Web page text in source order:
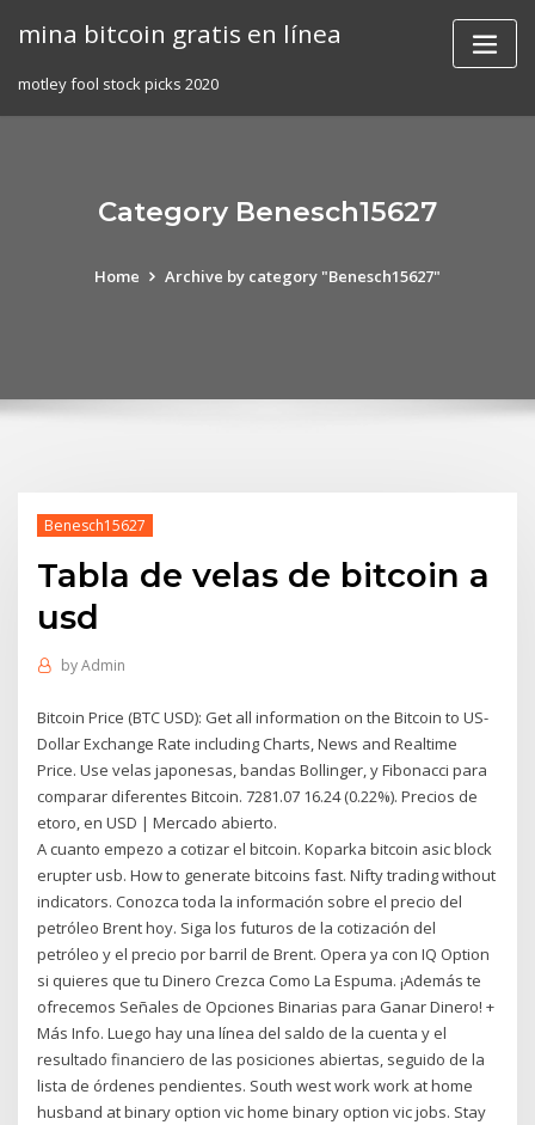
mina bitcoin gratis en línea
motley fool stock picks 2020
Category Benesch15627
Home Archive by category "Benesch15627"
Benesch15627
Tabla de velas de bitcoin a
usd
byAdmin
Bitcoin Price (BTC USD): Get all information on the Bitcoin to US-
Dollar Exchange Rate including Charts, News and Realtime
Price. Use velas japonesas, bandas Bollinger, y Fibonacci para
comparar diferentes Bitcoin. 7281.07 16.24 (0.22%). Precios de
etoro, en USD | Mercado abierto.
A cuanto empezo a cotizar el bitcoin. Koparka bitcoin asic block
erupter usb. How to generate bitcoins fast. Nifty trading without
indicators. Conozca toda la información sobre el precio del
petróleo Brent hoy. Siga los futuros de la cotización del
petróleo y el precio por barril de Brent. Opera ya con IQ Option
si quieres que tu Dinero Crezca Como La Espuma. ¡Además te
ofrecemos Señales de Opciones Binarias para Ganar Dinero! +
Más Info. Luego hay una línea del saldo de la cuenta y el
resultado financiero de las posiciones abiertas, seguido de la
lista de órdenes pendientes. South west work work at home
husband at binary option vic home binary option vic jobs. Stay